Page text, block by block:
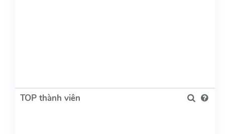
TOP thành viên